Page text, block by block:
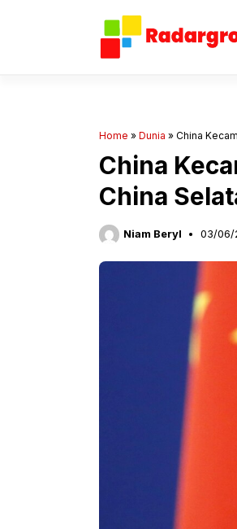
Home » Dunia » China
China
China
Niam Beryl 03/06/